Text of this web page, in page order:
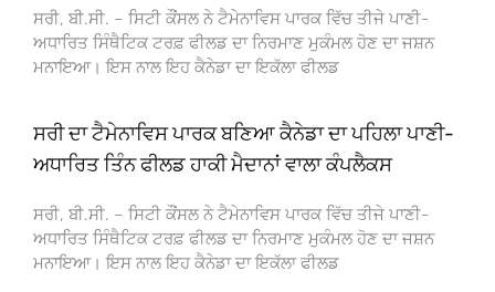
ਸਰੀ, ਬੀ.ਸੀ. – ਸਿਟੀ ਕੌਂਸਲ ਨੇ ਟੈਮੇਨਾਵਿਸ ਪਾਰਕ ਵਿੱਚ ਤੀਜੇ ਪਾਣੀ-
ਅਧਾਰਿਤ ਸਿੰਥੈਟਿਕ ਟਰਫ਼ ਫੀਲਡ ਦਾ ਨਿਰਮਾਣ ਮੁਕੰਮਲ ਹੋਣ ਦਾ ਜਸ਼ਨ
ਮਨਾਇਆ। ਇਸ ਨਾਲ ਇਹ ਕੈਨੇਡਾ ਦਾ ਇਕੱਲਾ ਫੀਲਡ
ਸਰੀ ਦਾ ਟੈਮੇਨਾਵਿਸ ਪਾਰਕ ਬਣਿਆ ਕੈਨੇਡਾ ਦਾ ਪਹਿਲਾ ਪਾਣੀ-
ਅਧਾਰਿਤ ਤਿੰਨ ਫੀਲਡ ਹਾਕੀ ਮੈਦਾਨਾਂ ਵਾਲਾ ਕੰਪਲੈਕਸ
ਸਰੀ, ਬੀ.ਸੀ. – ਸਿਟੀ ਕੌਂਸਲ ਨੇ ਟੈਮੇਨਾਵਿਸ ਪਾਰਕ ਵਿੱਚ ਤੀਜੇ ਪਾਣੀ-
ਅਧਾਰਿਤ ਸਿੰਥੈਟਿਕ ਟਰਫ਼ ਫੀਲਡ ਦਾ ਨਿਰਮਾਣ ਮੁਕੰਮਲ ਹੋਣ ਦਾ ਜਸ਼ਨ
ਮਨਾਇਆ। ਇਸ ਨਾਲ ਇਹ ਕੈਨੇਡਾ ਦਾ ਇਕੱਲਾ ਫੀਲਡ